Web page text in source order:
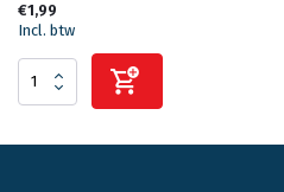
€1,99
Incl. btw